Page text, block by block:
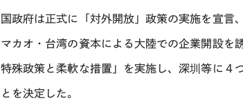
国政府は正式に「対外開放」政策の実施を宣言
マカオ・台湾の資本による大陸での企業開設
特殊政策と柔軟な措置」を実施し、深圳等に４
とを決定した。